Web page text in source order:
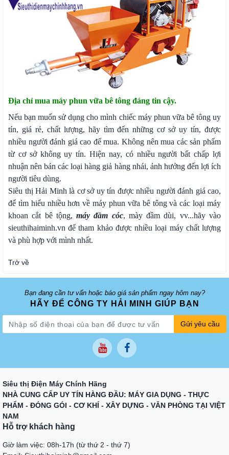
Địa chỉ mua máy phun vữa bê tông đáng tin cậy.
Nếu bạn muốn sử dụng cho mình chiếc máy phun vữa bê tông uy
tín, giá rẻ, chất lượng, hãy tìm đến những cơ sở uy tín, được
nhiều người đánh giá cao để mua. Không nên mua các sản phẩm
từ cơ sở không uy tín. Hiện nay, có nhiều người bất chấp lợi
nhuận nên bán các loại hàng giả hàng nhái, ảnh hưởng đến lợi ích
người tiêu dùng.
Siêu thị Hải Minh là cơ sở uy tín được nhiều người đánh giá cao,
để tìm hiểu nhiều hơn về máy phun vữa bê tông và các loại máy
khoan cắt bê tộng,máy đầm cóc, mày đầm dùi, vv...hãy vào
sieuthihaiminh.vn để tham khảo được nhiều loại máy chất lượng
và phù hợp với mình nhất.
Trở về
Bạn đang cần tư vấn hoặc báo giá sản phẩm ngay hôm nay?
HÃY ĐỂ CÔNG TY HẢI MINH GIÚP BẠN
Gửi yêu cầu
Siêu thị Điện Máy Chính Hãng
NHÀ CUNG CẤP UY TÍN HÀNG ĐẦU: MÁY GIA DỤNG - THỰC
PHẨM - ĐÓNG GÓI - CƠ KHÍ - XÂY DỰNG - VĂN PHÒNG TẠI VIỆT
NAM
Hỗ trợ khách hàng
Giờ làm việc: 08h-17h (từ thứ 2 - thứ 7)